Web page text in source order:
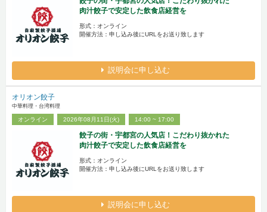
肉汁餃子で安定した飲食店経営を
形式：オンライン
開催方法：申し込み後にURLをお送り致します
説明会に申し込む
オリオン餃子
中華料理・台湾料理
オンライン 2026年08月11日(火) 14:00 ~ 17:00
餃子の街・宇都宮の人気店！こだわり抜かれた
肉汁餃子で安定した飲食店経営を
形式：オンライン
開催方法：申し込み後にURLをお送り致します
説明会に申し込む